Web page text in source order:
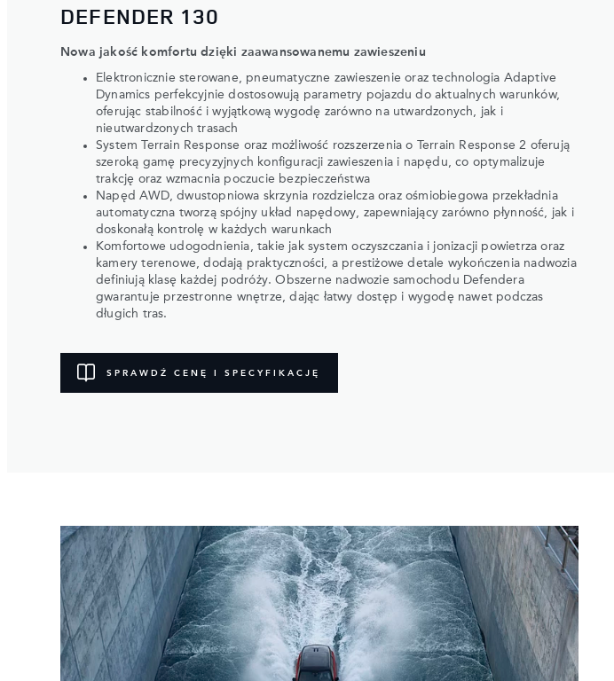
DEFENDER 130
Nowa jakość komfortu dzięki zaawansowanemu zawieszeniu
Elektronicznie sterowane, pneumatyczne zawieszenie oraz technologia Adaptive
Dynamics perfekcyjnie dostosowują parametry pojazdu do aktualnych warunków,
oferując stabilność i wyjątkową wygodę zarówno na utwardzonych, jak i
nieutwardzonych trasach
System Terrain Response oraz możliwość rozszerzenia o Terrain Response 2 oferują
szeroką gamę precyzyjnych konfiguracji zawieszenia i napędu, co optymalizuje
trakcję oraz wzmacnia poczucie bezpieczeństwa
Napęd AWD, dwustopniowa skrzynia rozdzielcza oraz ośmiobiegowa przekładnia
automatyczna tworzą spójny układ napędowy, zapewniający zarówno płynność, jak i
doskonałą kontrolę w każdych warunkach
Komfortowe udogodnienia, takie jak system oczyszczania i jonizacji powietrza oraz
kamery terenowe, dodają praktyczności, a prestiżowe detale wykończenia nadwozia
definiują klasę każdej podróży. Obszerne nadwozie samochodu Defendera
gwarantuje przestronne wnętrze, dając łatwy dostęp i wygodę nawet podczas
długich tras.
SPRAWDŹ CENĘ I SPECYFIKACJĘ